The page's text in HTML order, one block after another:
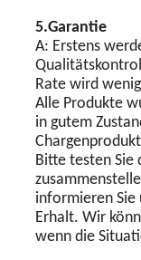
5.Garantie
A: Erstens
Rate wird
Alle Produkte
in gutem
Bitte testen Sie
informieren Sie
Erhalt. Wir
wenn die